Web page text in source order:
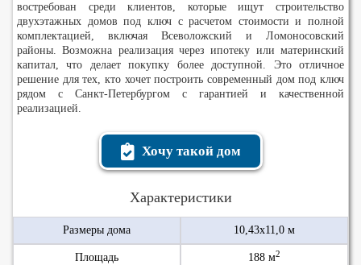
востребован среди клиентов, которые ищут строительство
двухэтажных домов под ключ с расчетом стоимости и полной
комплектацией, включая Всеволожский и Ломоносовский
районы. Возможна реализация через ипотеку или материнский
капитал, что делает покупку более доступной. Это отличное
решение для тех, кто хочет построить современный дом под ключ
рядом с Санкт-Петербургом с гарантией и качественной
реализацией.
Хочу такой дом
Характеристики
Размеры дома 10,43х11,0 м
Площадь 188 м2